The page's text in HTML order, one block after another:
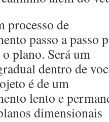
processo de
passo a passo
plano. Será um
dentro de
é de um
lento e
dimensionais